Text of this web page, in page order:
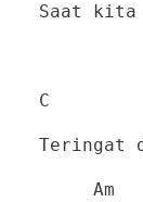
Saat kita
C
Teringat
Am